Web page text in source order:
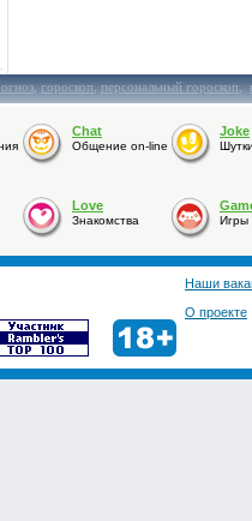
,гороскоп,персональный гороскоп,
Chat
Общение on-line
Joke
Love
Знакомства Игры
Наши
О проекте